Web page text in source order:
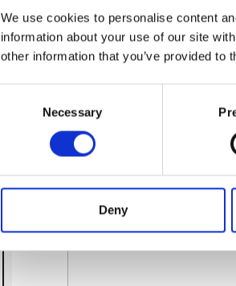
We use cookies to personalise content
information about your use of our site
other information that you’ve provided to
Necessary
Deny